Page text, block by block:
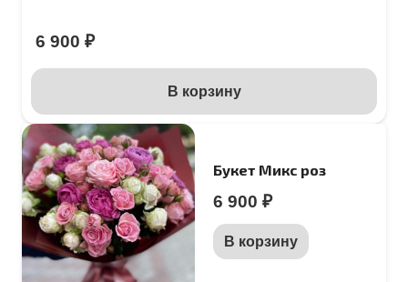
6 900 ₽
В корзину
Букет Микс роз
6 900 ₽
В корзину